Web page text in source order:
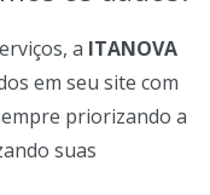
a ITANOVA
em seu site com
priorizando a
suas